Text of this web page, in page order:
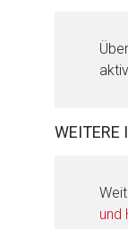
WEITERE
und